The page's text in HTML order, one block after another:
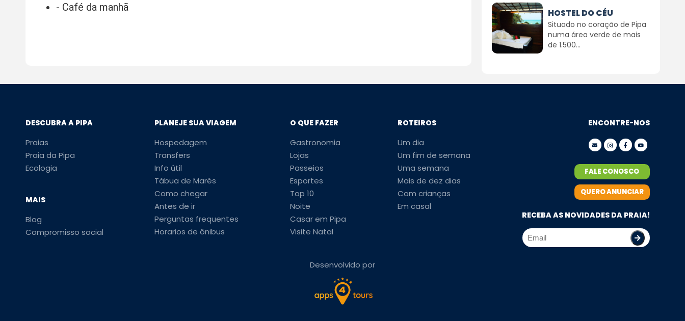
- Café da manhã
HOSTEL DO CÉU
Situado no coração de Pipa
numa área verde de mais
de 1.500...
DESCUBRA A PIPA
Praias
Praia da Pipa
Ecologia
MAIS
Blog
Compromisso social
PLANEJE SUA VIAGEM
Hospedagem
Transfers
Info útil
Tábua de Marés
Como chegar
Antes de ir
Perguntas frequentes
Horarios de ônibus
O QUE FAZER
Gastronomia
Lojas
Passeios
Esportes
Top 10
Noite
Casar em Pipa
Visite Natal
ROTEIROS
Um dia
Um fim de semana
Uma semana
Mais de dez dias
Com crianças
Em casal
ENCONTRE-NOS
FALE CONOSCO
QUERO ANUNCIAR
RECEBA AS NOVIDADES DA PRAIA!
Desenvolvido por